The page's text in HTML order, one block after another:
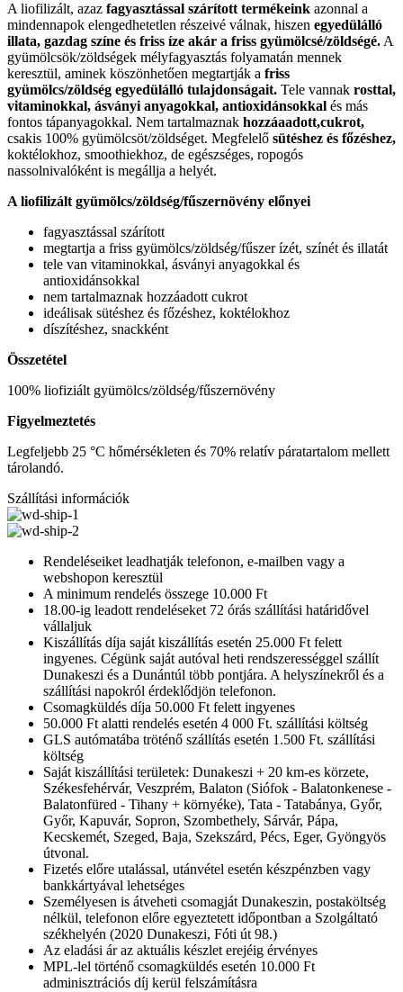
A liofilizált, azaz fagyasztással szárított termékeink azonnal a
mindennapok elengedhetetlen részeivé válnak, hiszen egyedülálló
illata, gazdag színe és friss íze akár a friss gyümölcsé/zöldségé. A
gyümölcsök/zöldségek mélyfagyasztás folyamatán mennek
keresztül, aminek köszönhetően megtartják a friss
gyümölcs/zöldség egyedülálló tulajdonságait. Tele vannak rosttal,
vitaminokkal, ásványi anyagokkal, antioxidánsokkal és más
fontos tápanyagokkal. Nem tartalmaznak hozzáaadott,cukrot,
csakis 100% gyümölcsöt/zöldséget. Megfelelő sütéshez és főzéshez,
koktélokhoz, smoothiekhoz, de egészséges, ropogós
nassolnivalóként is megállja a helyét.
A liofilizált gyümölcs/zöldség/fűszernövény előnyei
fagyasztással szárított
megtartja a friss gyümölcs/zöldség/fűszer ízét, színét és illatát
tele van vitaminokkal, ásványi anyagokkal és
antioxidánsokkal
nem tartalmaznak hozzáadott cukrot
ideálisak sütéshez és főzéshez, koktélokhoz
díszítéshez, snackként
Összetétel
100% liofiziált gyümölcs/zöldség/fűszernövény
Figyelmeztetés
Legfeljebb 25 °C hőmérsékleten és 70% relatív páratartalom mellett
tárolandó.
Szállítási információk
Rendeléseiket leadhatják telefonon, e-mailben vagy a
webshopon keresztül
A minimum rendelés összege 10.000 Ft
18.00-ig leadott rendeléseket 72 órás szállítási határidővel
vállaljuk
Kiszállítás díja saját kiszállítás esetén 25.000 Ft felett
ingyenes. Cégünk saját autóval heti rendszerességgel szállít
Dunakeszi és a Dunántúl több pontjára. A helyszínekről és a
szállítási napokról érdeklődjön telefonon.
Csomagküldés díja 50.000 Ft felett ingyenes
50.000 Ft alatti rendelés esetén 4 000 Ft. szállítási költség
GLS autómatába tröténő szállítás esetén 1.500 Ft. szállítási
költség
Saját kiszállítási területek: Dunakeszi + 20 km-es körzete,
Székesfehérvár, Veszprém, Balaton (Siófok - Balatonkenese -
Balatonfüred - Tihany + környéke), Tata - Tatabánya, Győr,
Győr, Kapuvár, Sopron, Szombethely, Sárvár, Pápa,
Kecskemét, Szeged, Baja, Szekszárd, Pécs, Eger, Gyöngyös
útvonal.
Fizetés előre utalással, utánvétel esetén készpénzben vagy
bankkártyával lehetséges
Személyesen is átveheti csomagját Dunakeszin, postaköltség
nélkül, telefonon előre egyeztetett időpontban a Szolgáltató
székhelyén (2020 Dunakeszi, Fóti út 98.)
Az eladási ár az aktuális készlet erejéig érvényes
MPL-lel történő csomagküldés esetén 10.000 Ft
adminisztrációs díj kerül felszámításra